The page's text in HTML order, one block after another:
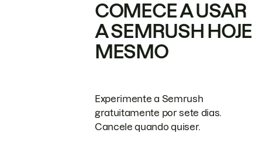
COMECE A USAR
A SEMRUSH HOJE
MESMO
Experimente a Semrush
gratuitamente por sete dias.
Cancele quando quiser.